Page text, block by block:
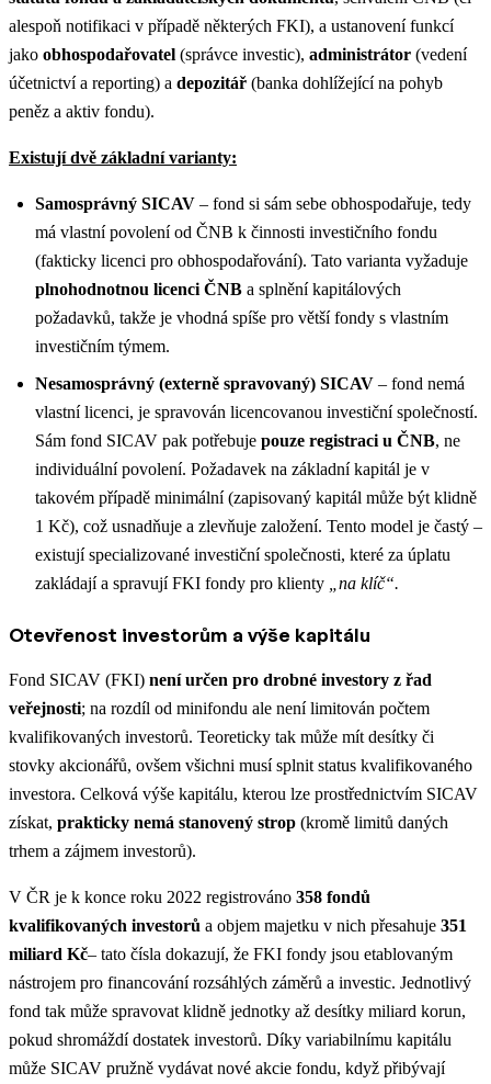
alespoň notifikaci v případě některých FKI), a ustanovení funkcí
jako obhospodařovatel (správce investic), administrátor (vedení
účetnictví a reporting) a depozitář (banka dohlížející na pohyb
peněz a aktiv fondu).
Existují dvě základní varianty:
Samosprávný SICAV – fond si sám sebe obhospodařuje, tedy
má vlastní povolení od ČNB k činnosti investičního fondu
(fakticky licenci pro obhospodařování). Tato varianta vyžaduje
plnohodnotnou licenci ČNB a splnění kapitálových
požadavků, takže je vhodná spíše pro větší fondy s vlastním
investičním týmem​.
Nesamosprávný (externě spravovaný) SICAV – fond nemá
vlastní licenci, je spravován licencovanou investiční společností.
Sám fond SICAV pak potřebuje pouze registraci u ČNB, ne
individuální povolení​. Požadavek na základní kapitál je v
takovém případě minimální (zapisovaný kapitál může být klidně
1 Kč)​, což usnadňuje a zlevňuje založení. Tento model je častý –
existují specializované investiční společnosti, které za úplatu
zakládají a spravují FKI fondy pro klienty
„na klíč“.
Otevřenost investorům a výše kapitálu
Fond SICAV (FKI) není určen pro drobné investory z řad
veřejnosti; na rozdíl od minifondu ale není limitován počtem
kvalifikovaných investorů. Teoreticky tak může mít desítky či
stovky akcionářů, ovšem všichni musí splnit status kvalifikovaného
investora. Celková výše kapitálu, kterou lze prostřednictvím SICAV
získat, prakticky nemá stanovený strop (kromě limitů daných
trhem a zájmem investorů).
V ČR je k konce roku 2022 registrováno 358 fondů
kvalifikovaných investorů a objem majetku v nich přesahuje 351
miliard Kč​– tato čísla dokazují, že FKI fondy jsou etablovaným
nástrojem pro financování rozsáhlých záměrů a investic. Jednotlivý
fond tak může spravovat klidně jednotky až desítky miliard korun,
pokud shromáždí dostatek investorů. Díky variabilnímu kapitálu
může SICAV pružně vydávat nové akcie fondu, když přibývají